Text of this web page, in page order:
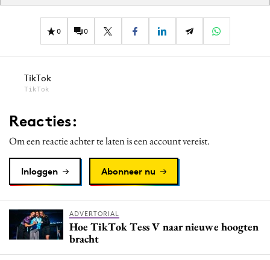
0 0
TikTok
TikTok
Reacties:
Om een reactie achter te laten is een account vereist.
Inloggen Abonneer nu
ADVERTORIAL
Hoe TikTok Tess V naar nieuwe hoogten
bracht